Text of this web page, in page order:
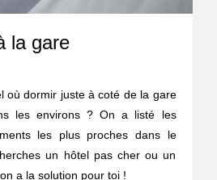
la gare
où dormir juste à coté de la gare
les environs ? On a listé les
les plus proches dans le
un hôtel pas cher ou un
a la solution pour toi !